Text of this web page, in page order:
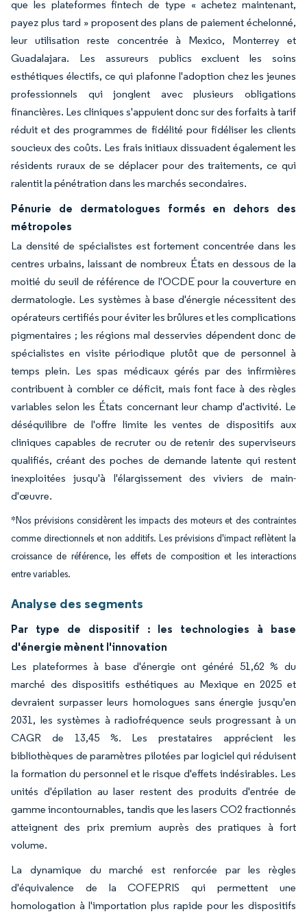
que les plateformes fintech de type « achetez maintenant,
payez plus tard » proposent des plans de paiement échelonné,
leur utilisation reste concentrée à Mexico, Monterrey et
Guadalajara. Les assureurs publics excluent les soins
esthétiques électifs, ce qui plafonne l'adoption chez les jeunes
professionnels qui jonglent avec plusieurs obligations
financières. Les cliniques s'appuient donc sur des forfaits à tarif
réduit et des programmes de fidélité pour fidéliser les clients
soucieux des coûts. Les frais initiaux dissuadent également les
résidents ruraux de se déplacer pour des traitements, ce qui
ralentit la pénétration dans les marchés secondaires.
Pénurie de dermatologues formés en dehors des
métropoles
La densité de spécialistes est fortement concentrée dans les
centres urbains, laissant de nombreux États en dessous de la
moitié du seuil de référence de l'OCDE pour la couverture en
dermatologie. Les systèmes à base d'énergie nécessitent des
opérateurs certifiés pour éviter les brûlures et les complications
pigmentaires ; les régions mal desservies dépendent donc de
spécialistes en visite périodique plutôt que de personnel à
temps plein. Les spas médicaux gérés par des infirmières
contribuent à combler ce déficit, mais font face à des règles
variables selon les États concernant leur champ d'activité. Le
déséquilibre de l'offre limite les ventes de dispositifs aux
cliniques capables de recruter ou de retenir des superviseurs
qualifiés, créant des poches de demande latente qui restent
inexploitées jusqu'à l'élargissement des viviers de main-
d'œuvre.
*Nos prévisions considèrent les impacts des moteurs et des contraintes
comme directionnels et non additifs. Les prévisions d'impact reflètent la
croissance de référence, les effets de composition et les interactions
entre variables.
Analyse des segments
Par type de dispositif : les technologies à base
d'énergie mènent l'innovation
Les plateformes à base d'énergie ont généré 51,62 % du
marché des dispositifs esthétiques au Mexique en 2025 et
devraient surpasser leurs homologues sans énergie jusqu'en
2031, les systèmes à radiofréquence seuls progressant à un
CAGR de 13,45 %. Les prestataires apprécient les
bibliothèques de paramètres pilotées par logiciel qui réduisent
la formation du personnel et le risque d'effets indésirables. Les
unités d'épilation au laser restent des produits d'entrée de
gamme incontournables, tandis que les lasers CO2 fractionnés
atteignent des prix premium auprès des pratiques à fort
volume.
La dynamique du marché est renforcée par les règles
d'équivalence de la COFEPRIS qui permettent une
homologation à l'importation plus rapide pour les dispositifs